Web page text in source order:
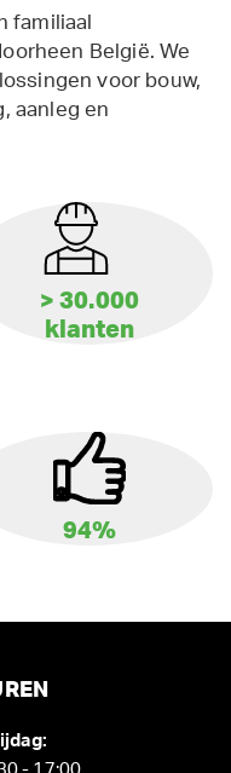
familiaal
België. We
voor bouw,
aanleg en
> 30.000
klanten
94%